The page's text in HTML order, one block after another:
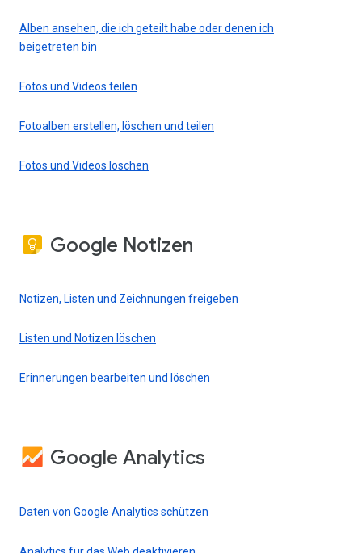
Alben ansehen, die ich geteilt habe oder denen ich
beigetreten bin
Fotos und Videos teilen
Fotoalben erstellen, löschen und teilen
Fotos und Videos löschen
Google Notizen
Notizen, Listen und Zeichnungen freigeben
Listen und Notizen löschen
Erinnerungen bearbeiten und löschen
Google Analytics
Daten von Google Analytics schützen